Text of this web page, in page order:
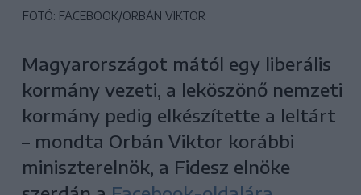
FOTÓ: FACEBOOK/ORBÁN VIKTOR
Magyarországot mától egy liberális
kormány vezeti, a leköszönő nemzeti
kormány pedig elkészítette a leltárt
– mondta Orbán Viktor korábbi
miniszterelnök, a Fidesz elnöke